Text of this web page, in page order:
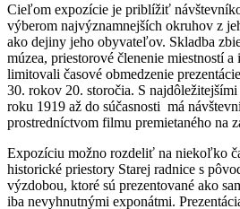
Cieľom expozície je priblížiť
výberom najvýznamnejších okruhov z
ako dejiny jeho obyvateľov. Skladba
múzea, priestorové členenie miestností a
limitovali časové obmedzenie
30. rokov 20. storočia. S
roku 1919 až do súčasnosti má
prostredníctvom filmu premietaného na
Expozíciu možno rozdeliť na niekoľko
historické priestory Starej radnice s
výzdobou, ktoré sú prezentované ako
iba nevyhnutnými exponátmi.